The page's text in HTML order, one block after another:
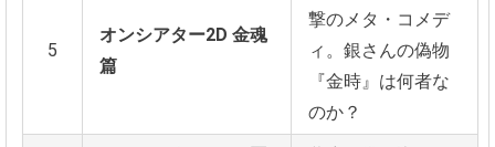
5
オンシアター2D 金魂
篇
撃のメタ・コメデ
ィ。銀さんの偽物
『金時』は何者な
のか？